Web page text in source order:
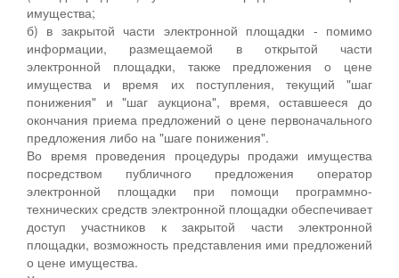
имущества;
б) в закрытой части электронной площадки - помимо
информации, размещаемой в открытой части
электронной площадки, также предложения о цене
имущества и время их поступления, текущий "шаг
понижения" и "шаг аукциона", время, оставшееся до
окончания приема предложений о цене первоначального
предложения либо на "шаге понижения".
Во время проведения процедуры продажи имущества
посредством публичного предложения оператор
электронной площадки при помощи программно-
технических средств электронной площадки обеспечивает
доступ участников к закрытой части электронной
площадки, возможность представления ими предложений
о цене имущества.